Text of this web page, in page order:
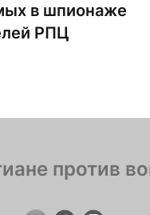
в шпионаже
РПЦ
против